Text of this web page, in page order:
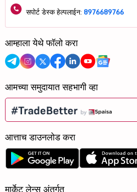
सपोर्ट डेस्क हेल्पलाईन: 8976689766
आम्हाला येथे फॉलो करा
आमच्या समुदायात सहभागी व्हा
आत्ताच डाउनलोड करा
मार्केट लेन्स अंतर्गत